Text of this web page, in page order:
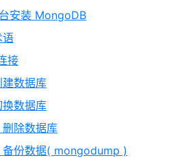
安装 MongoDB
语
接
数据库
数据库
除数据库
份数据( mongodump )